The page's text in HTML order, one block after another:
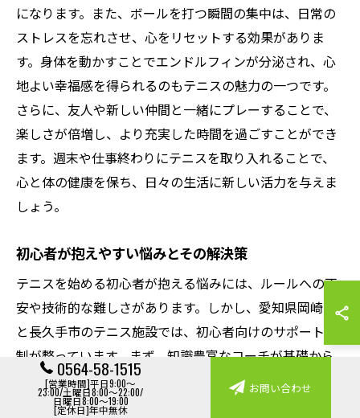
になります。また、ボールを打つ瞬間の集中は、日常の
ストレスを忘れさせ、心をリセットする効果がありま
す。身体を動かすことでエンドルフィンが分泌され、心
地よい幸福感を得られるのもテニスの魅力の一つです。
さらに、友人や新しい仲間と一緒にプレーすることで、
楽しさが倍増し、より充実した時間を過ごすことができ
ます。週末や仕事終わりにテニスを取り入れることで、
心と体の健康を保ち、日々の生活に新しい活力を与えま
しょう。
初心者が抱えやすい悩みとその解決策
テニスを始める初心者が抱える悩みには、ルールへの不
安や技術的な難しさがあります。しかし、愛知県岡崎市
と長久手市のテニス施設では、初心者向けのサポート体
制が整っています。まず、知識豊富なコーチが基礎から
丁寧に指導し、個々のペースに合わせたトレーニングを
提供します。ルールに関しては、わかりやすい説明と実
0564-58-1515
[営業時間]平日9:00～
23:00/土曜日8:00～22:00/
日曜日8:00～19:00
[定休日]年中無休
お問い合わせ